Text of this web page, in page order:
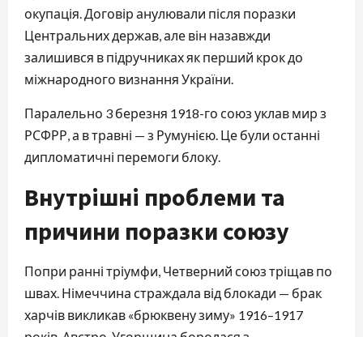
окупація. Договір анулювали після поразки
Центральних держав, але він назавжди
залишився в підручниках як перший крок до
міжнародного визнання України.
Паралельно 3 березня 1918-го союз уклав мир з
РСФРР, а в травні — з Румунією. Це були останні
дипломатичні перемоги блоку.
Внутрішні проблеми та
причини поразки союзу
Попри ранні тріумфи, Четверний союз тріщав по
швах. Німеччина страждала від блокади — брак
харчів викликав «брюквену зиму» 1916–1917